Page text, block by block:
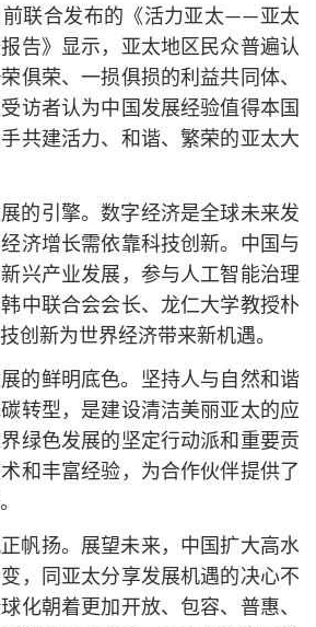
前联合发布的《活力亚太——亚太
告》显示，亚太地区民众普遍认
俱荣、一损俱损的利益共同体、
访者认为中国发展经验值得本国
共建活力、和谐、繁荣的亚太大
的引擎。数字经济是全球未来发
济增长需依靠科技创新。中国与
兴产业发展，参与人工智能治理
中联合会会长、龙仁大学教授朴
创新为世界经济带来新机遇。
的鲜明底色。坚持人与自然和谐
转型，是建设清洁美丽亚太的应
绿色发展的坚定行动派和重要贡
和丰富经验，为合作伙伴提供了
帆扬。展望未来，中国扩大高水
，同亚太分享发展机遇的决心不
化朝着更加开放、包容、普惠、